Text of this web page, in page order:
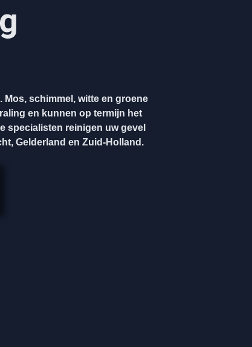
schimmel, witte en groene
en kunnen op termijn het
specialisten reinigen uw gevel
Gelderland en Zuid-Holland.